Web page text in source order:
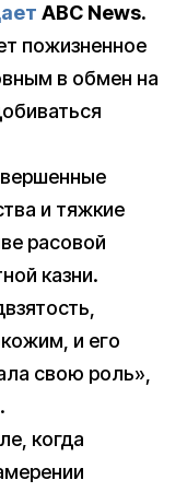
ABC News.
пожизненное
в обмен на
и тяжкие
расовой
казни.
и его
свою роль»,
когда